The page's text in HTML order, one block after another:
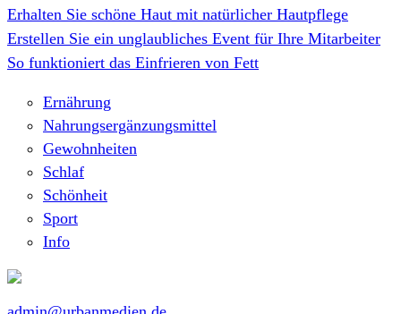
Erhalten Sie schöne Haut mit natürlicher Hautpflege
Erstellen Sie ein unglaubliches Event für Ihre Mitarbeiter
So funktioniert das Einfrieren von Fett
Ernährung
Nahrungsergänzungsmittel
Gewohnheiten
Schlaf
Schönheit
Sport
Info